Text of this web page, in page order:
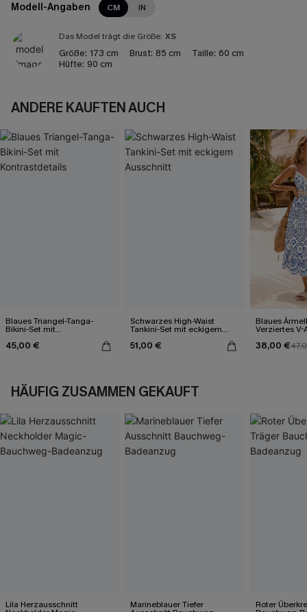
Modell-Angaben CM IN
Das Model trägt die Größe: XS
Größe: 173 cm Brust: 85 cm Taille: 60 cm
Hüfte: 90 cm
ANDERE KAUFTEN AUCH
Blaues Triangel-Tanga-
Bikini-Set mit
45,00 €
Schwarzes High-Waist
Tankini-Set mit eckigem
51,00 €
Blaues
Verziertes
38,00 €
HÄUFIG ZUSAMMEN GEKAUFT
Lila Herzausschnitt Marineblauer Tiefer Roter